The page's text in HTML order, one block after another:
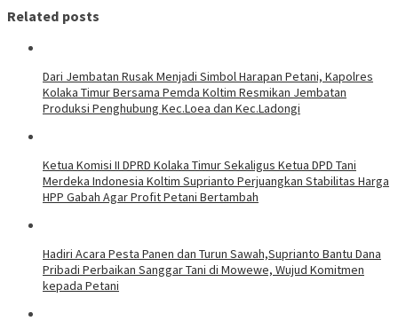
Related posts
Dari Jembatan Rusak Menjadi Simbol Harapan Petani, Kapolres
Kolaka Timur Bersama Pemda Koltim Resmikan Jembatan
Produksi Penghubung Kec.Loea dan Kec.Ladongi
Ketua Komisi II DPRD Kolaka Timur Sekaligus Ketua DPD Tani
Merdeka Indonesia Koltim Suprianto Perjuangkan Stabilitas Harga
HPP Gabah Agar Profit Petani Bertambah
Hadiri Acara Pesta Panen dan Turun Sawah,Suprianto Bantu Dana
Pribadi Perbaikan Sanggar Tani di Mowewe, Wujud Komitmen
kepada Petani